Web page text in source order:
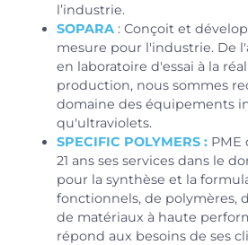
l’industrie.
SOPARA : Conçoit et
mesure pour l'industrie. De
en laboratoire d'essai à la
production, nous sommes
domaine des équipements
qu'ultraviolets.
SPECIFIC POLYMERS : PME
21 ans ses services dans le
pour la synthèse et la
fonctionnels, de polymères,
de matériaux à haute
répond aux besoins de ses